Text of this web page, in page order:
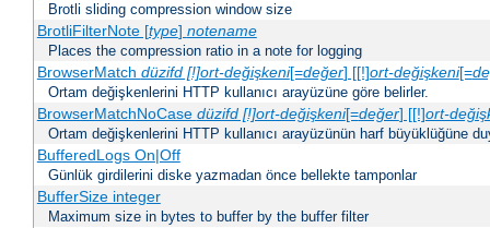
Brotli sliding compression window size
BrotliFilterNote [type] notename
Places the compression ratio in a note for logging
BrowserMatch düzifd [!]ort-değişkeni[=değer] [[!]ort-değişkeni[=
Ortam değişkenlerini HTTP kullanıcı arayüzüne göre belirler.
BrowserMatchNoCase düzifd [!]ort-değişkeni[=değer] [[!]ort-
Ortam değişkenlerini HTTP kullanıcı arayüzünün harf büyüklüğüne
BufferedLogs On|Off
Günlük girdilerini diske yazmadan önce bellekte tamponlar
BufferSize integer
Maximum size in bytes to buffer by the buffer filter